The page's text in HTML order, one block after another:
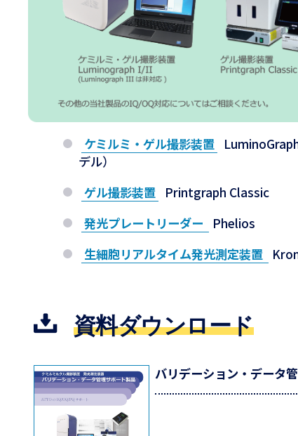
ケミルミ・ゲル撮影装置
デル）
ゲル撮影装置 Printgraph Classic
発光プレートリーダー
Phelios
生細胞リアルタイム発光測定装置
資料ダウンロード
バリデーション・データ